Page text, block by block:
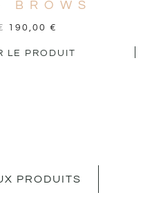
BROWS
190,00 €
LE PRODUIT
PRODUITS